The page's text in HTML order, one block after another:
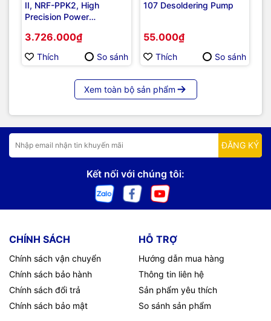
II, NRF-PPK2, High
Precision Power
Profiling Tool For
Embedded Development
3.726.000₫
Thích So sánh
107 Desoldering Pump
55.000₫
Thích So sánh
Xem toàn bộ sản phẩm
ĐĂNG KÝ
Kết nối với chúng tôi:
CHÍNH SÁCH
Chính sách vận chuyển
Chính sách bảo hành
Chính sách đổi trả
Chính sách bảo mật
HỖ TRỢ
Hướng dẫn mua hàng
Thông tin liên hệ
Sản phẩm yêu thích
So sánh sản phẩm